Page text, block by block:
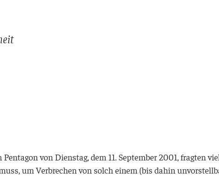
von Dienstag, dem 11. September 2001, fragten
um Verbrechen von solch einem (bis dahin